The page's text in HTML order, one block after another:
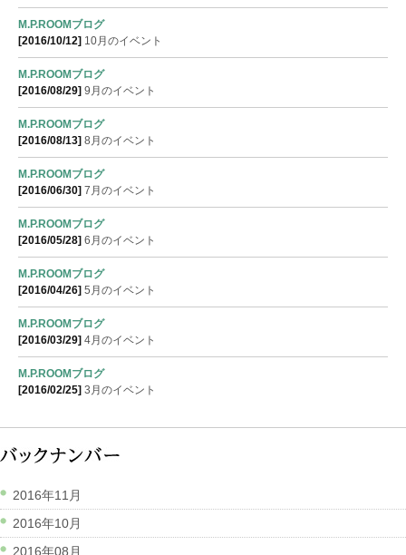
M.P.ROOMブログ
[2016/10/12] 10月のイベント
M.P.ROOMブログ
[2016/08/29] 9月のイベント
M.P.ROOMブログ
[2016/08/13] 8月のイベント
M.P.ROOMブログ
[2016/06/30] 7月のイベント
M.P.ROOMブログ
[2016/05/28] 6月のイベント
M.P.ROOMブログ
[2016/04/26] 5月のイベント
M.P.ROOMブログ
[2016/03/29] 4月のイベント
M.P.ROOMブログ
[2016/02/25] 3月のイベント
2016年11月
2016年10月
2016年08月